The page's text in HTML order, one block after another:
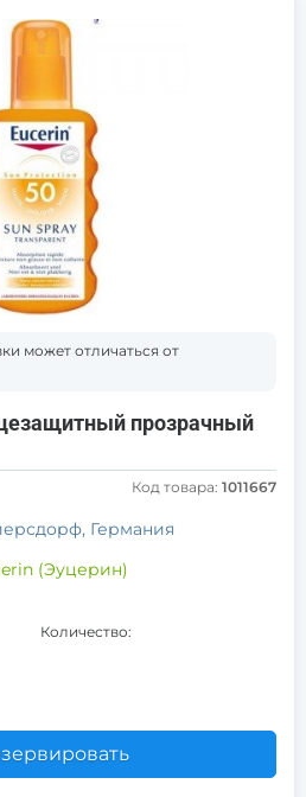
может отличаться от
прозрачный
Код товара: 1011667
Германия
(Эуцерин)
Количество: